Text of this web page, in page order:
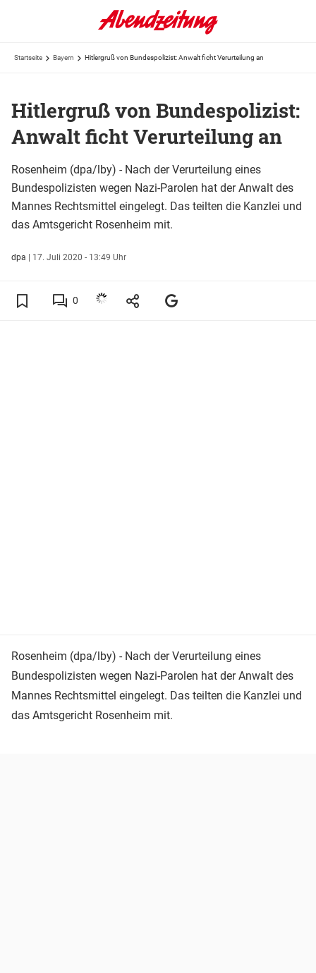
Startseite Bayern Hitlergruß von Bundespolizist: Anwalt ficht Verurteilung an
Hitlergruß von Bundespolizist:
Anwalt ficht Verurteilung an
Rosenheim (dpa/lby) - Nach der Verurteilung eines
Bundespolizisten wegen Nazi-Parolen hat der Anwalt des
Mannes Rechtsmittel eingelegt. Das teilten die Kanzlei und
das Amtsgericht Rosenheim mit.
dpa | 17. Juli 2020 - 13:49 Uhr
0
Rosenheim (dpa/lby) - Nach der Verurteilung eines
Bundespolizisten wegen Nazi-Parolen hat der Anwalt des
Mannes Rechtsmittel eingelegt. Das teilten die Kanzlei und
das Amtsgericht Rosenheim mit.